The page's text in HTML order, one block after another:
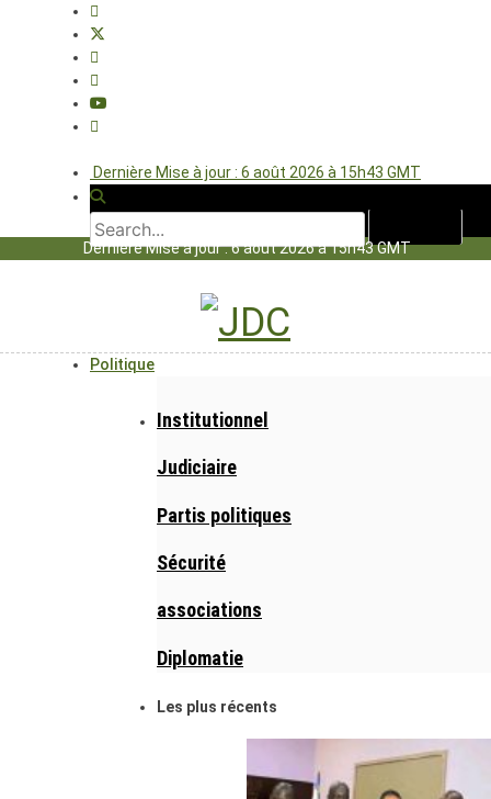
Dernière Mise à jour : 6 août 2026 à 15h43 GMT
Dernière Mise à jour : 6 août 2026 à 15h43 GMT
Politique
Institutionnel
Judiciaire
Partis politiques
Sécurité
associations
Diplomatie
Les plus récents